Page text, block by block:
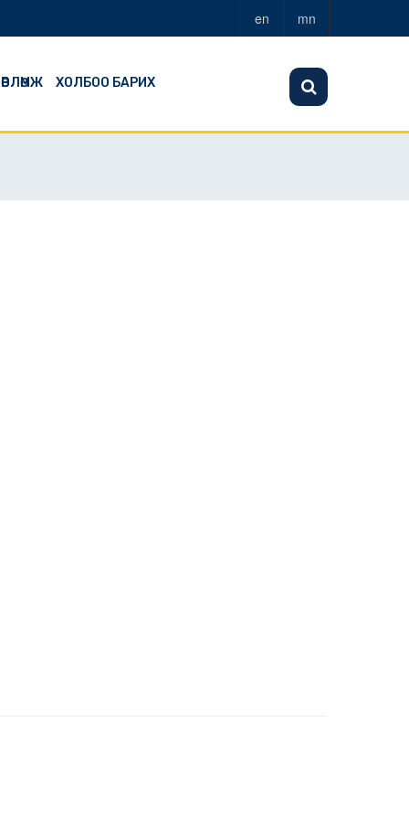
en mn
ХОЛБОО БАРИХ